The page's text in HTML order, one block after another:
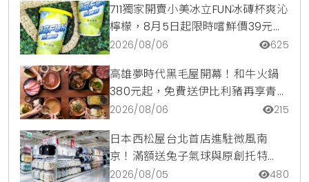
711獨家開賣小美冰立FUN冰磚杯爽沁
檸檬，8月5日起限時嚐鮮價39元特
調咖啡氣泡水超讚
2026/08/06 625
高雄夢時代黑毛屋開幕！和牛火鍋
380元起，免費送伊比利豬再享青森
蘋果冰淇淋加購價。
2026/08/06 215
日本西松屋台北首店進駐微風南
京！滿額送兔子氣球與原創托特
包，指定夏裝享8折優惠
2026/08/05 480